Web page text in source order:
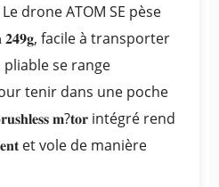
Le drone ATOM SE pèse
𝟐𝟒𝟗𝐠, facile à transporter
pliable se range
tenir dans une poche
𝐦?𝐭𝐨𝐫 intégré rend
𝐯𝐞𝐧𝐭 et vole de manière